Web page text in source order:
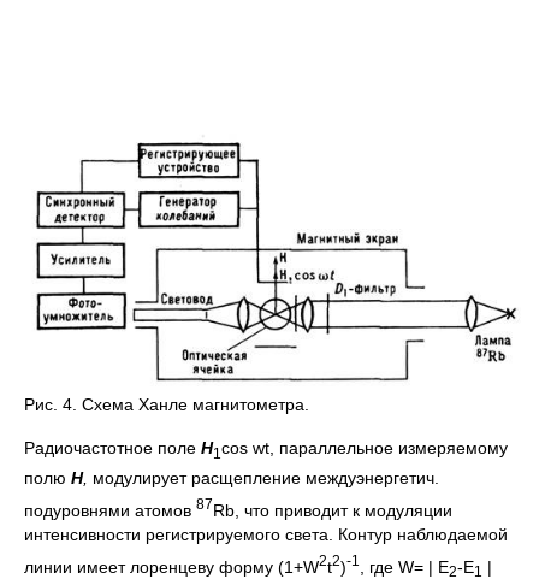
Рис. 4. Схема Ханле магнитометра.
Радиочастотное поле H1 cos wt, параллельное измеряемому
полю H, модулирует расщепление междуэнергетич.
подуровнями атомов 87Rb, что приводит к модуляции
интенсивности регистрируемого света. Контур наблюдаемой
линии имеет лоренцеву форму (1+W2t2)-1 , где W= | E2-E1 |